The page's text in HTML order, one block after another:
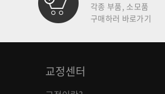
각종 부품, 소모품
구매하러 바로가기
교정센터